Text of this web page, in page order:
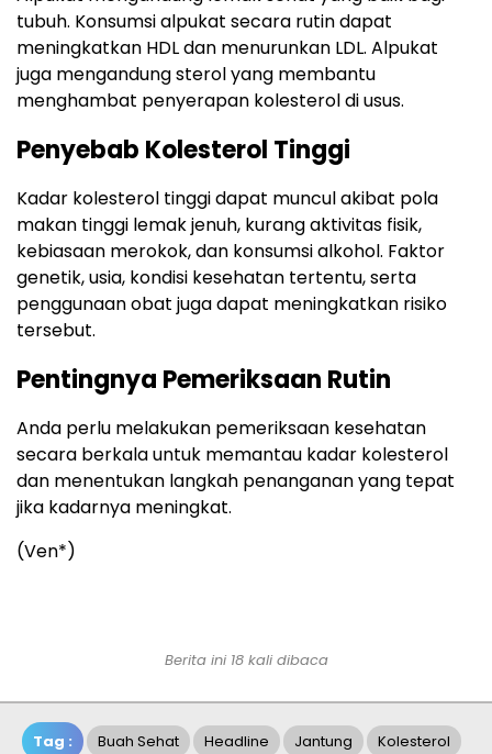
tubuh. Konsumsi alpukat secara rutin dapat
meningkatkan HDL dan menurunkan LDL. Alpukat
juga mengandung sterol yang membantu
menghambat penyerapan kolesterol di usus.
Penyebab Kolesterol Tinggi
Kadar kolesterol tinggi dapat muncul akibat pola
makan tinggi lemak jenuh, kurang aktivitas fisik,
kebiasaan merokok, dan konsumsi alkohol. Faktor
genetik, usia, kondisi kesehatan tertentu, serta
penggunaan obat juga dapat meningkatkan risiko
tersebut.
Pentingnya Pemeriksaan Rutin
Anda perlu melakukan pemeriksaan kesehatan
secara berkala untuk memantau kadar kolesterol
dan menentukan langkah penanganan yang tepat
jika kadarnya meningkat.
(Ven*)
Berita ini 18 kali dibaca
Tag : Buah Sehat Headline Jantung Kolesterol